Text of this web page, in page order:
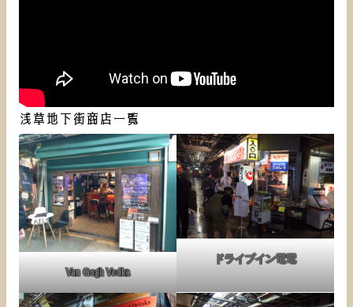
浅草地下街商店一覧
Van Gogh Vodka
ドライブイン電電